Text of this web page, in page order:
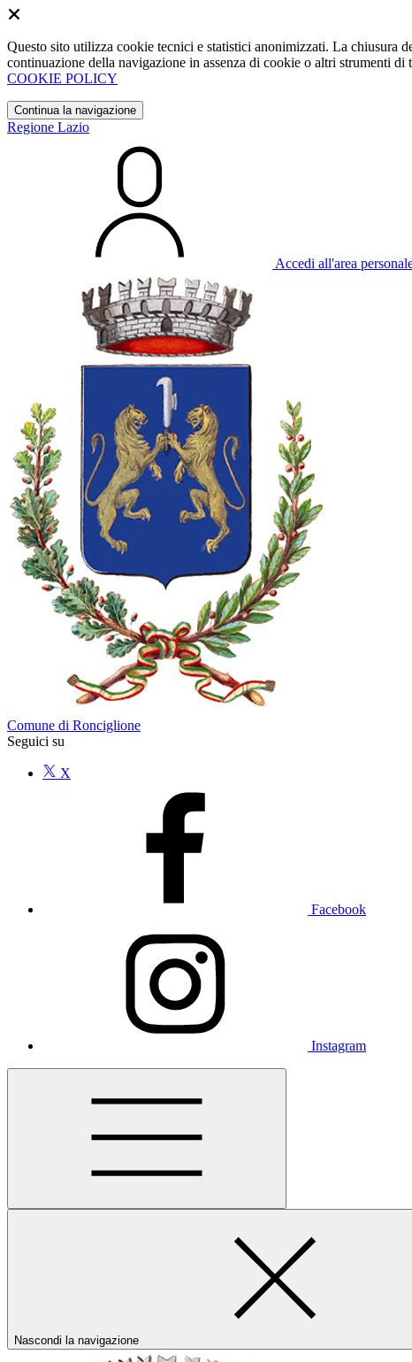
Questo sito utilizza cookie tecnici e statistici anonimizzati. La chiusura
continuazione della navigazione in assenza di cookie o altri strumenti
COOKIE POLICY
Continua la navigazione
Regione Lazio
Accedi all'area
Comune di Ronciglione
Seguici su
X
Facebook
Instagram
Nascondi la navigazione